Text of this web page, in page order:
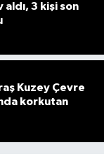
3 kişi son
Kuzey Çevre
korkutan